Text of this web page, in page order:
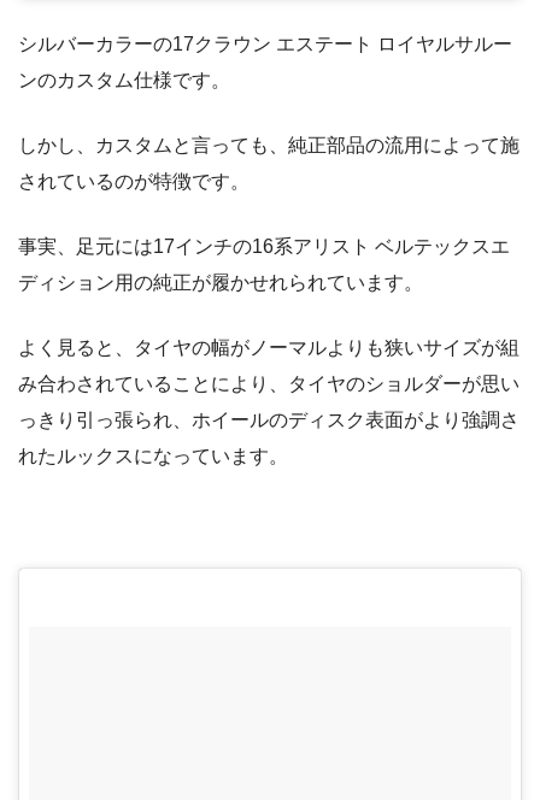
シルバーカラーの17クラウン エステート ロイヤルサルー
ンのカスタム仕様です。
しかし、カスタムと言っても、純正部品の流用によって施
されているのが特徴です。
事実、足元には17インチの16系アリスト ベルテックスエ
ディション用の純正が履かせれられています。
よく見ると、タイヤの幅がノーマルよりも狭いサイズが組
み合わされていることにより、タイヤのショルダーが思い
っきり引っ張られ、ホイールのディスク表面がより強調さ
れたルックスになっています。